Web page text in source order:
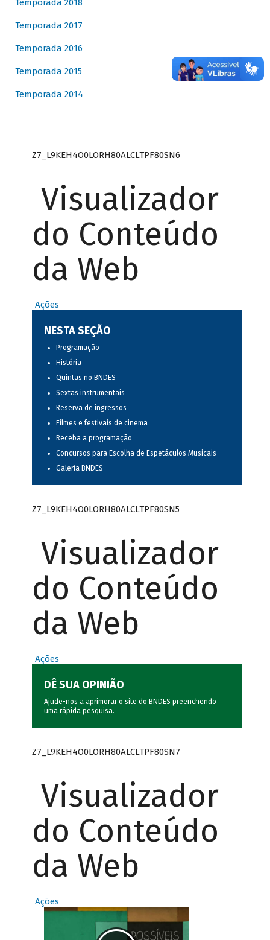
Temporada 2018
Temporada 2017
Temporada 2016
Temporada 2015
Temporada 2014
Z7_L9KEH4O0LORH80ALCLTPF80SN6
Visualizador
do Conteúdo
da Web
Ações
NESTA SEÇÃO
Programação
História
Quintas no BNDES
Sextas instrumentais
Reserva de ingressos
Filmes e festivais de cinema
Receba a programação
Concursos para Escolha de Espetáculos Musicais
Galeria BNDES
Z7_L9KEH4O0LORH80ALCLTPF80SN5
Visualizador
do Conteúdo
da Web
Ações
DÊ SUA OPINIÃO
Ajude-nos a aprimorar o site do BNDES preenchendo
uma rápida pesquisa.
Z7_L9KEH4O0LORH80ALCLTPF80SN7
Visualizador
do Conteúdo
da Web
Ações